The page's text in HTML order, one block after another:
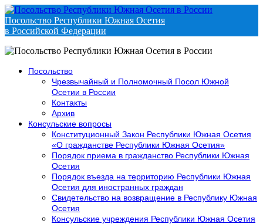
Посольство Республики Южная Осетия
в Российской Федерации
Посольство
Чрезвычайный и Полномочный Посол Южной
Осетии в России
Контакты
Архив
Консульские вопросы
Конституционный Закон Республики Южная Осетия
«О гражданстве Республики Южная Осетия»
Порядок приема в гражданство Республики Южная
Осетия
Порядок въезда на территорию Республики Южная
Осетия для иностранных граждан
Свидетельство на возвращение в Республику Южная
Осетия
Консульские учреждения Республики Южная Осетия